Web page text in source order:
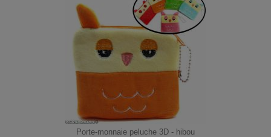
Porte-monnaie peluche 3D - hibou